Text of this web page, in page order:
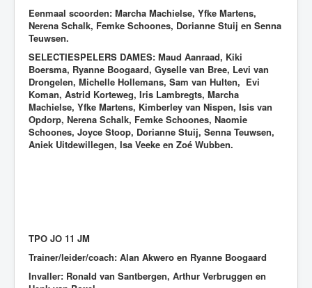
Eenmaal scoorden: Marcha Machielse, Yfke Martens,
Nerena Schalk, Femke Schoones, Dorianne Stuij en Senna
Teuwsen.
SELECTIESPELERS DAMES: Maud Aanraad, Kiki
Boersma, Ryanne Boogaard, Gyselle van Bree, Levi van
Drongelen, Michelle Hollemans, Sam van Hulten, Evi
Koman, Astrid Korteweg, Iris Lambregts, Marcha
Machielse, Yfke Martens, Kimberley van Nispen, Isis van
Opdorp, Nerena Schalk, Femke Schoones, Naomie
Schoones, Joyce Stoop, Dorianne Stuij, Senna Teuwsen,
Aniek Uitdewillegen, Isa Veeke en Zoé Wubben.
TPO JO 11 JM
Trainer/leider/coach: Alan Akwero en Ryanne Boogaard
Invaller: Ronald van Santbergen, Arthur Verbruggen en